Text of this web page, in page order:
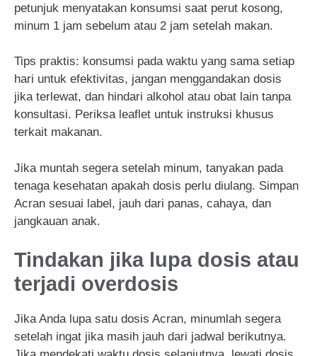
petunjuk menyatakan konsumsi saat perut kosong,
minum 1 jam sebelum atau 2 jam setelah makan.
Tips praktis: konsumsi pada waktu yang sama setiap
hari untuk efektivitas, jangan menggandakan dosis
jika terlewat, dan hindari alkohol atau obat lain tanpa
konsultasi. Periksa leaflet untuk instruksi khusus
terkait makanan.
Jika muntah segera setelah minum, tanyakan pada
tenaga kesehatan apakah dosis perlu diulang. Simpan
Acran sesuai label, jauh dari panas, cahaya, dan
jangkauan anak.
Tindakan jika lupa dosis atau
terjadi overdosis
Jika Anda lupa satu dosis Acran, minumlah segera
setelah ingat jika masih jauh dari jadwal berikutnya.